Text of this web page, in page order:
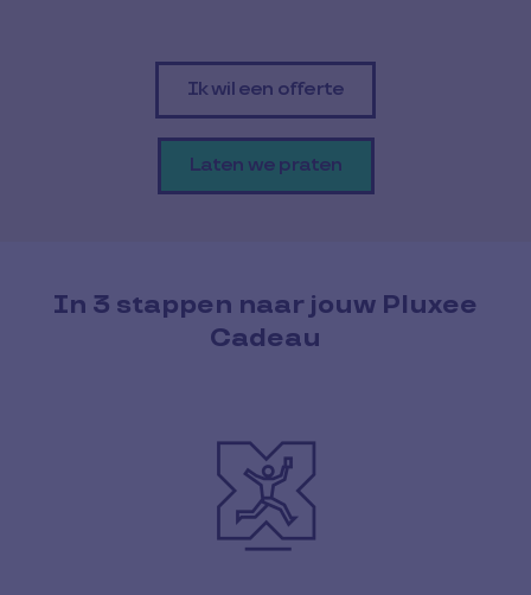
Ik wil een offerte
Laten we praten
In 3 stappen naar jouw Pluxee
Cadeau